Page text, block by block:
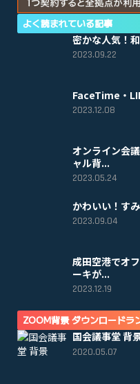
よく読まれている記事
密かな人気！
2023.09.22
FaceTime・
2023.12.08
オンライン会
ャル背...
2023.05.24
かわいい！す
2023.09.04
成田空港でオ
ーキが...
2023.12.19
ZOOM背景 ダウンロードラ
国会議事堂 背
2020.05.07